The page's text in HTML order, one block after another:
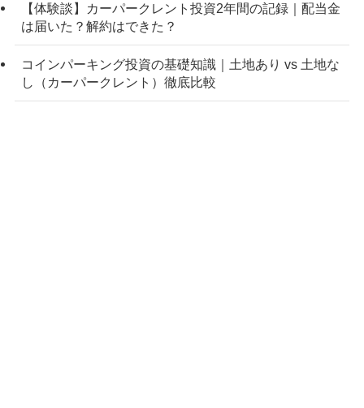
【体験談】カーパークレント投資2年間の記録｜配当金
は届いた？解約はできた？
コインパーキング投資の基礎知識｜土地あり vs 土地な
し（カーパークレント）徹底比較